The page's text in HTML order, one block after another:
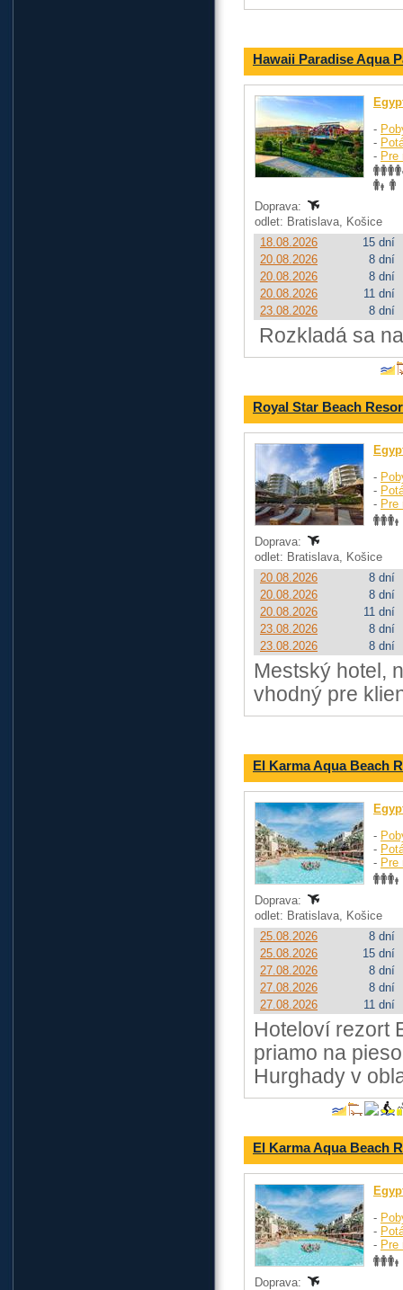
Hawaii Paradise Aqua
-
-
- Pre
Doprava:
odlet: Bratislava, Košice
18.08.2026
15 dní
20.08.2026
8 dní
20.08.2026
8 dní
20.08.2026
11 dní
23.08.2026
8 dní
Rozkladá sa
Royal Star Beach
-
-
- Pre
Doprava:
odlet: Bratislava, Košice
20.08.2026
8 dní
20.08.2026
8 dní
20.08.2026
11 dní
23.08.2026
8 dní
23.08.2026
8 dní
Mestský hotel,
vhodný pre
El Karma Aqua Beach
-
-
- Pre
Doprava:
odlet: Bratislava, Košice
25.08.2026
8 dní
25.08.2026
15 dní
27.08.2026
8 dní
27.08.2026
8 dní
27.08.2026
11 dní
Hoteloví rezort
priamo na
Hurghady v
El Karma Aqua Beach
-
-
- Pre
Doprava: